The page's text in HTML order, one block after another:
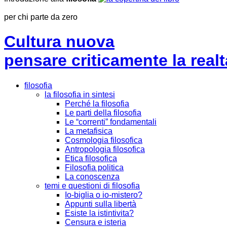
per chi parte da zero
Cultura nuova
pensare criticamente la
filosofia
la filosofia in sintesi
Perché la filosofia
Le parti della filosofia
Le “correnti” fondamentali
La metafisica
Cosmologia filosofica
Antropologia filosofica
Etica filosofica
Filosofia politica
La conoscenza
temi e questioni di filosofia
Io-biglia o io-mistero?
Appunti sulla libertà
Esiste la istintivita?
Censura e isteria